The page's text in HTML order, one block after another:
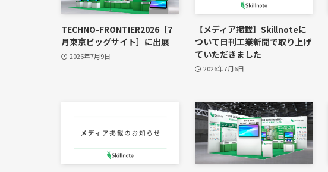
TECHNO-FRONTIER2026［7
月東京ビッグサイト］に出展
2026年7月9日
【メディア掲載】Skillnoteに
ついて日刊工業新聞で取り上げ
ていただきました
2026年7月6日